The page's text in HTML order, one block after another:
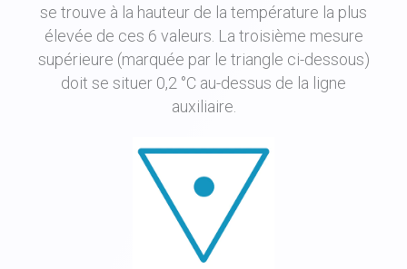
se trouve à la hauteur de la température la plus
élevée de ces 6 valeurs. La troisième mesure
supérieure (marquée par le triangle ci-dessous)
doit se situer 0,2 °C au-dessus de la ligne
auxiliaire.